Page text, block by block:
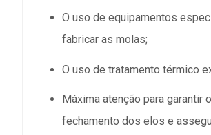
O uso de equipamentos
fabricar as molas;
O uso de tratamento térmico
Máxima atenção para garantir
fechamento dos elos e